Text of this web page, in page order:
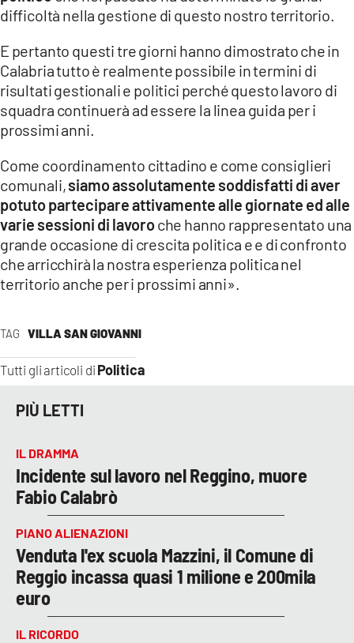
TAG VILLA SAN GIOVANNI
Tutti gli articoli di Politica
difficoltà nella gestione di questo nostro territorio.
E pertanto questi tre giorni hanno dimostrato che in
Calabria tutto è realmente possibile in termini di
risultati gestionali e politici perché questo lavoro di
squadra continuerà ad essere la linea guida per i
prossimi anni.
Come coordinamento cittadino e come consiglieri
comunali,siamo assolutamente soddisfatti di aver
potuto partecipare attivamente alle giornate ed alle
varie sessioni di lavoroche hanno rappresentato una
grande occasione di crescita politica e e di confronto
che arricchirà la nostra esperienza politica nel
territorio anche per i prossimi anni».
PIÙ LETTI
IL DRAMMA
Incidente sul lavoro nel Reggino, muore
Fabio Calabrò
PIANO ALIENAZIONI
Venduta l'ex scuola Mazzini, il Comune di
Reggio incassa quasi 1 milione e 200mila
euro
IL RICORDO